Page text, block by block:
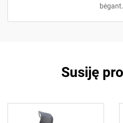
bėgant.
Susiję